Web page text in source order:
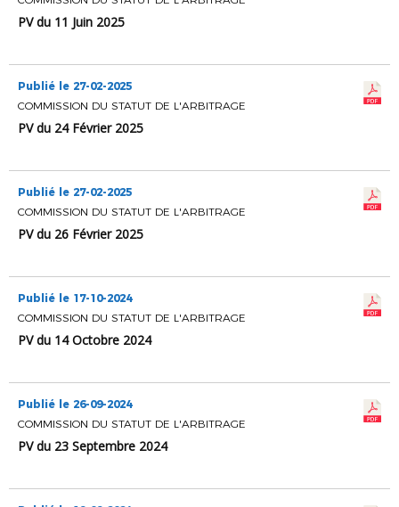
PV du 11 Juin 2025
Publié le 27-02-2025
COMMISSION DU STATUT DE L'ARBITRAGE
PV du 24 Février 2025
Publié le 27-02-2025
COMMISSION DU STATUT DE L'ARBITRAGE
PV du 26 Février 2025
Publié le 17-10-2024
COMMISSION DU STATUT DE L'ARBITRAGE
PV du 14 Octobre 2024
Publié le 26-09-2024
COMMISSION DU STATUT DE L'ARBITRAGE
PV du 23 Septembre 2024